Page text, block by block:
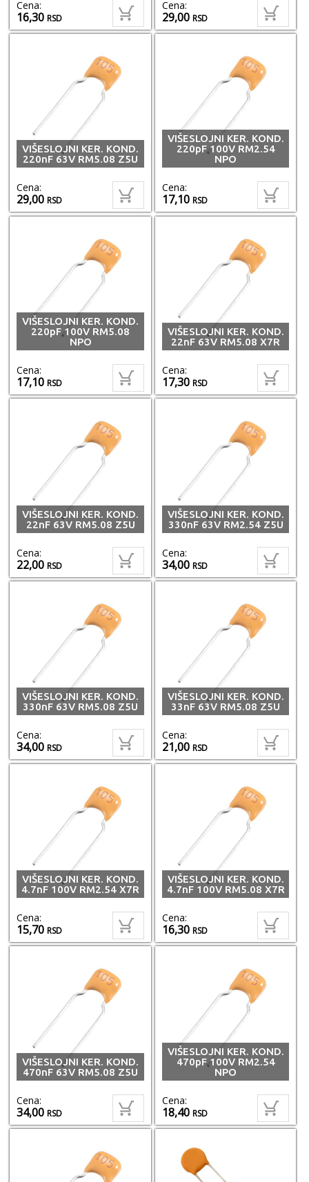
Cena:
16,30RSD
Cena:
29,00RSD
VIŠESLOJNI KER. KOND.
220nF 63V RM5.08 Z5U
Cena:
29,00RSD
VIŠESLOJNI KER. KOND.
220pF 100V RM2.54
NPO
Cena:
17,10RSD
VIŠESLOJNI KER. KOND.
220pF 100V RM5.08
NPO
Cena:
17,10RSD
VIŠESLOJNI KER. KOND.
22nF 63V RM5.08 X7R
Cena:
17,30RSD
VIŠESLOJNI KER. KOND.
22nF 63V RM5.08 Z5U
Cena:
22,00RSD
VIŠESLOJNI KER. KOND.
330nF 63V RM2.54 Z5U
Cena:
34,00RSD
VIŠESLOJNI KER. KOND.
330nF 63V RM5.08 Z5U
Cena:
34,00RSD
VIŠESLOJNI KER. KOND.
33nF 63V RM5.08 Z5U
Cena:
21,00RSD
VIŠESLOJNI KER. KOND.
4.7nF 100V RM2.54 X7R
Cena:
15,70RSD
VIŠESLOJNI KER. KOND.
4.7nF 100V RM5.08 X7R
Cena:
16,30RSD
VIŠESLOJNI KER. KOND.
470nF 63V RM5.08 Z5U
Cena:
34,00RSD
VIŠESLOJNI KER. KOND.
470pF 100V RM2.54
NPO
Cena:
18,40RSD